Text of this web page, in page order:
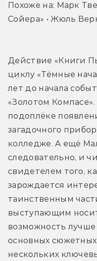
Похоже на: Марк
Сойера» • Жюль
Действие «Книги
циклу «Тёмные
лет до начала
«Золотом
подоплёке
загадочного
колледже. А ещё
следовательно, и
свидетелем того,
зарождается
таинственным
выступающим
возможность
основных
нескольких